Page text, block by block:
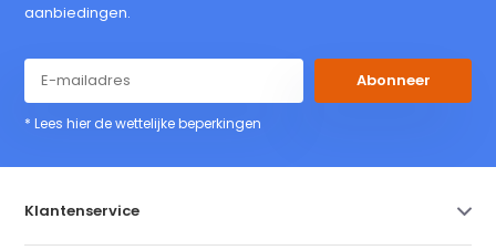
aanbiedingen.
Abonneer
* Lees hier de wettelijke beperkingen
Klantenservice